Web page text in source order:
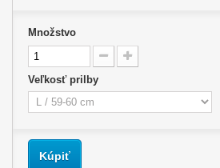
Množstvo
Veľkosť prilby
Kúpiť